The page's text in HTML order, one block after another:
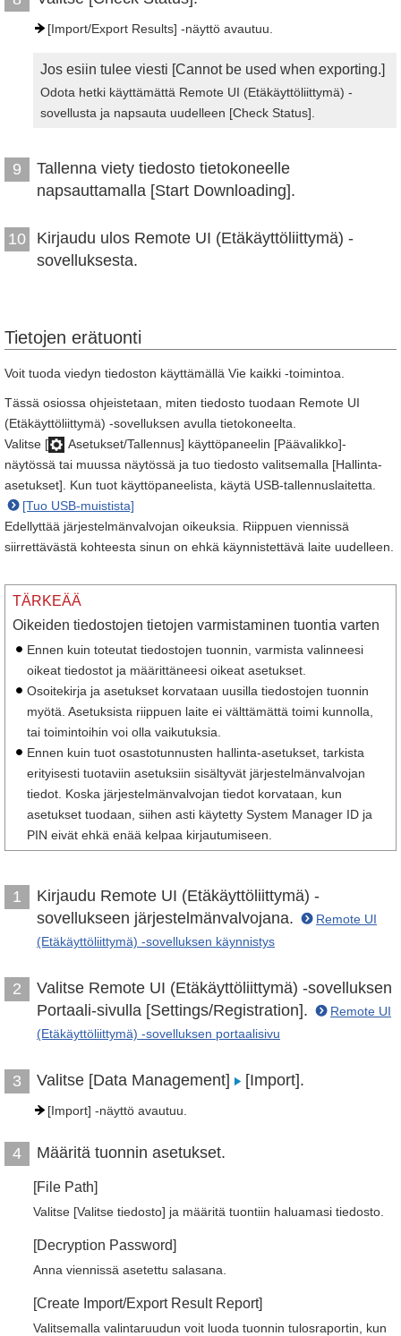
[Import/Export Results] -näyttö avautuu.
Jos esiin tulee viesti [Cannot be used when exporting.]
Odota hetki käyttämättä Remote UI (Etäkäyttöliittymä) -
sovellusta ja napsauta uudelleen [Check Status].
9
Tallenna viety tiedosto tietokoneelle
napsauttamalla [Start Downloading].
10
Kirjaudu ulos Remote UI (Etäkäyttöliittymä) -
sovelluksesta.
Tietojen erätuonti
Voit tuoda viedyn tiedoston käyttämällä Vie kaikki -toimintoa.
Tässä osiossa ohjeistetaan, miten tiedosto tuodaan Remote UI
(Etäkäyttöliittymä) -sovelluksen avulla tietokoneelta.
Valitse [
Asetukset/Tallennus] käyttöpaneelin [Päävalikko]-
näytössä tai muussa näytössä ja tuo tiedosto valitsemalla [Hallinta-
asetukset]. Kun tuot käyttöpaneelista, käytä USB-tallennuslaitetta.
[Tuo USB-muistista]
Edellyttää järjestelmänvalvojan oikeuksia. Riippuen viennissä
siirrettävästä kohteesta sinun on ehkä käynnistettävä laite uudelleen.
TÄRKEÄÄ
Oikeiden tiedostojen tietojen varmistaminen tuontia varten
Ennen kuin toteutat tiedostojen tuonnin, varmista valinneesi
oikeat tiedostot ja määrittäneesi oikeat asetukset.
Osoitekirja ja asetukset korvataan uusilla tiedostojen tuonnin
myötä. Asetuksista riippuen laite ei välttämättä toimi kunnolla,
tai toimintoihin voi olla vaikutuksia.
Ennen kuin tuot osastotunnusten hallinta-asetukset, tarkista
erityisesti tuotaviin asetuksiin sisältyvät järjestelmänvalvojan
tiedot. Koska järjestelmänvalvojan tiedot korvataan, kun
asetukset tuodaan, siihen asti käytetty System Manager ID ja
PIN eivät ehkä enää kelpaa kirjautumiseen.
1
Kirjaudu Remote UI (Etäkäyttöliittymä) -
sovellukseen järjestelmänvalvojana.
Remote UI
(Etäkäyttöliittymä) -sovelluksen käynnistys
2
Valitse Remote UI (Etäkäyttöliittymä) -sovelluksen
Portaali-sivulla [Settings/Registration].
Remote UI
(Etäkäyttöliittymä) -sovelluksen portaalisivu
3 Valitse [Data Management] [Import].
[Import] -näyttö avautuu.
4 Määritä tuonnin asetukset.
[File Path]
Valitse [Valitse tiedosto] ja määritä tuontiin haluamasi tiedosto.
[Decryption Password]
Anna viennissä asetettu salasana.
[Create Import/Export Result Report]
Valitsemalla valintaruudun voit luoda tuonnin tulosraportin, kun